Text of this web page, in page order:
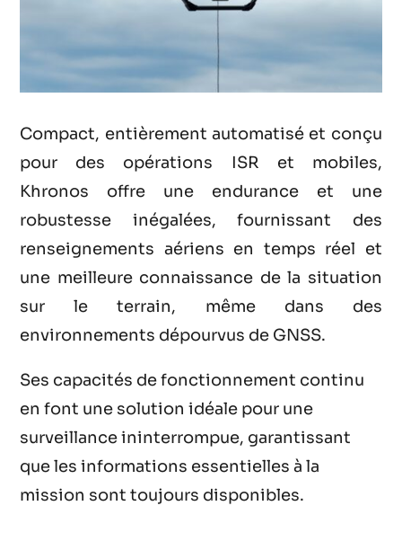
Compact, entièrement automatisé et conçu
pour des opérations ISR et mobiles,
Khronos offre une endurance et une
robustesse inégalées, fournissant des
renseignements aériens en temps réel et
une meilleure connaissance de la situation
sur le terrain, même dans des
environnements dépourvus de GNSS.
Ses capacités de fonctionnement continu
en font une solution idéale pour une
surveillance ininterrompue, garantissant
que les informations essentielles à la
mission sont toujours disponibles.